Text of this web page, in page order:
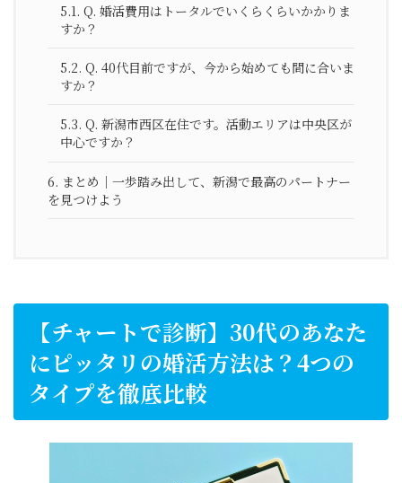
5.1. Q. 婚活費用はトータルでいくらくらいかかりま
すか？
5.2. Q. 40代目前ですが、今から始めても間に合いま
すか？
5.3. Q. 新潟市西区在住です。活動エリアは中央区が
中心ですか？
6. まとめ｜一歩踏み出して、新潟で最高のパートナー
を見つけよう
【チャートで診断】30代のあなた
にピッタリの婚活方法は？4つの
タイプを徹底比較